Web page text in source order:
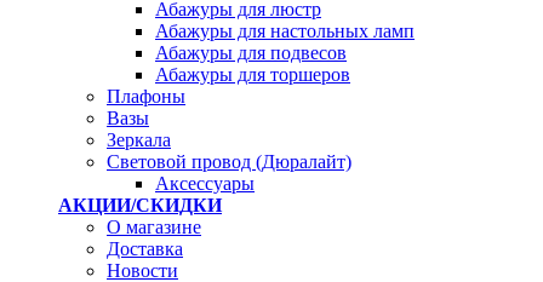
Абажуры для люстр
Абажуры для настольных ламп
Абажуры для подвесов
Абажуры для торшеров
Плафоны
Вазы
Зеркала
Световой провод (Дюралайт)
Аксессуары
АКЦИИ/СКИДКИ
О магазине
Доставка
Новости